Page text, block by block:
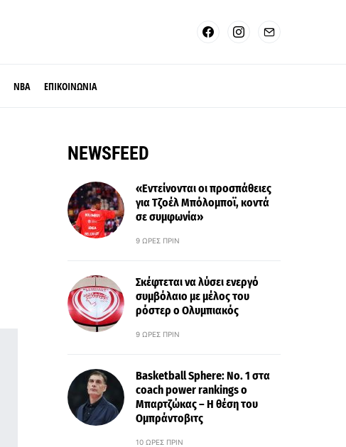
ΝΒΑ ΕΠΙΚΟΙΝΩΝΙΑ
NEWSFEED
«Εντείνονται οι προσπάθειες
για Τζοέλ Μπόλομποϊ, κοντά
σε συμφωνία»
9 ΏΡΕΣ ΠΡΙΝ
Σκέφτεται να λύσει ενεργό
συμβόλαιο με μέλος του
ρόστερ ο Ολυμπιακός
9 ΏΡΕΣ ΠΡΙΝ
Basketball Sphere: No. 1 στα
coach power rankings ο
Μπαρτζώκας – Η θέση του
Ομπράντοβιτς
10 ΏΡΕΣ ΠΡΙΝ